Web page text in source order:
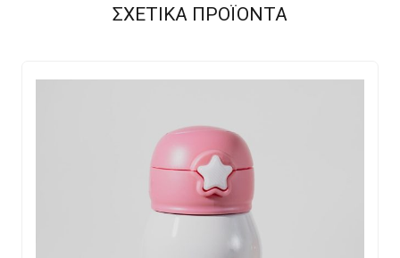
ΣΧΕΤΙΚΑ ΠΡΟΪΟΝΤΑ